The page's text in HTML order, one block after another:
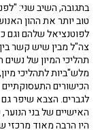
בתגובה, השיב שני:
טוב יותר את ההון
לפוטנציאל שלהם וגם
צה"ל מבין שיש קשר
תהליכי המיון של נשים
מלש"ביות לתהליכי
הכישורים
לגברים. הצבא שיפר
האישיים של בני
היו הרבה מאוד מרכזי